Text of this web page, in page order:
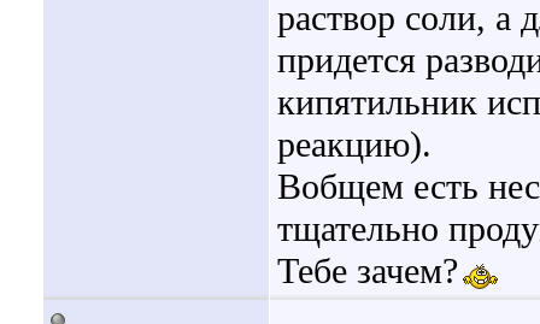
раствор соли, а
придется
кипятильник
реакцию).
Вобщем есть
тщательно
Тебе зачем?